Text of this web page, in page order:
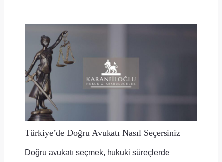
Türkiye’de Doğru Avukatı Nasıl Seçersiniz
Doğru avukatı seçmek, hukuki süreçlerde